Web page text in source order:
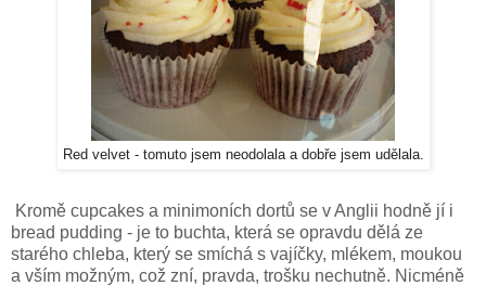
Red velvet - tomuto jsem neodolala a dobře jsem udělala.
Kromě cupcakes a minimoních dortů se v Anglii hodně jí i
bread pudding - je to buchta, která se opravdu dělá ze
starého chleba, který se smíchá s vajíčky, mlékem, moukou
a vším možným, což zní, pravda, trošku nechutně. Nicméně